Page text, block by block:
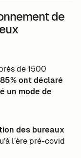
de
de 1500
85% ont déclaré
un mode de
des bureaux
l’ère pré-covid